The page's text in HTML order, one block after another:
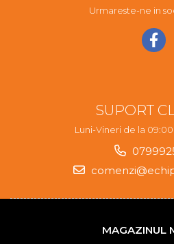
Urmareste-ne in
SUPORT
Luni-Vineri de la
MAGAZINUL